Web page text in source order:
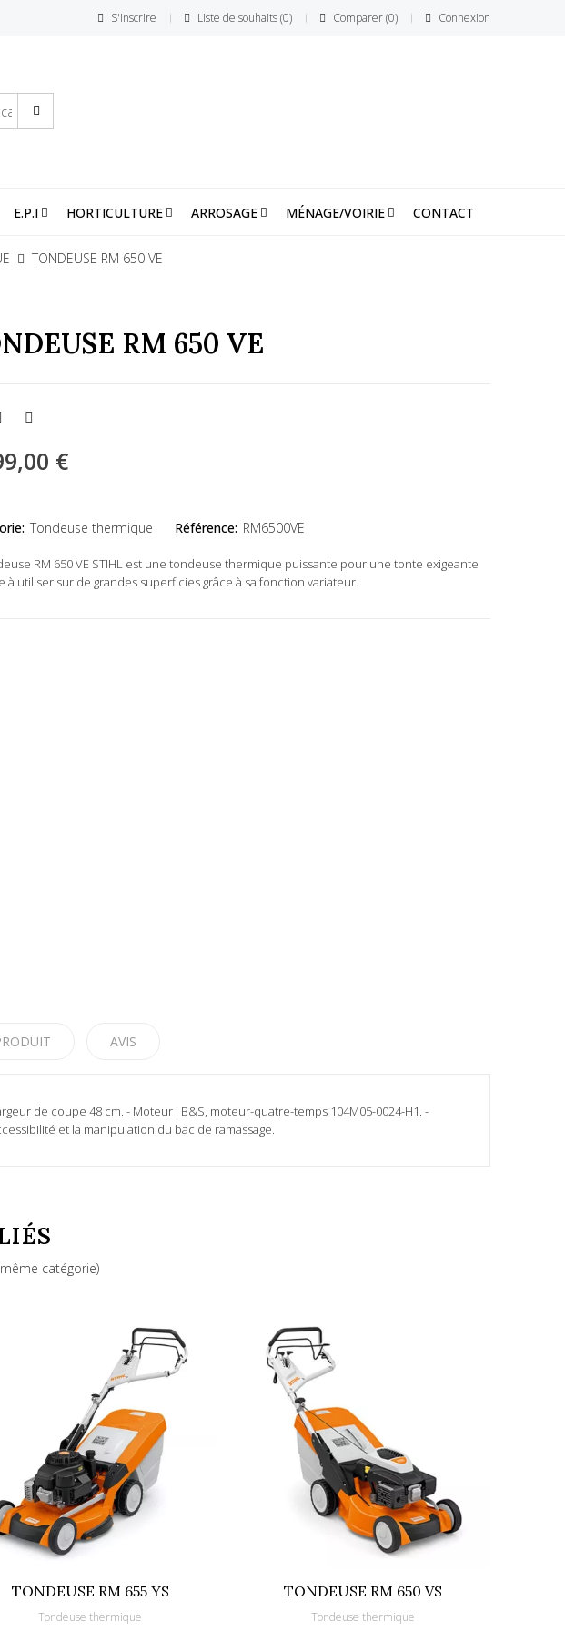
S'inscrire Liste de souhaits 0 Comparer 0 Connexion
E.P.I HORTICULTURE ARROSAGE MÉNAGE/VOIRIE CONTACT
TONDEUSE RM 650 VE
RM 650 VE
€
Tondeuse thermique Référence: RM6500VE
RM 650 VE STIHL est une tondeuse thermique puissante pour une tonte exigeante
à utiliser sur de grandes superficies grâce à sa fonction variateur.
AVIS
de coupe 48 cm. - Moteur : B&S, moteur-quatre-temps 104M05-0024-H1. -
et la manipulation du bac de ramassage.
(Variateur de vitesse)
catégorie)
TONDEUSE RM 655 YS
Tondeuse thermique
TONDEUSE RM 650 VS
Tondeuse thermique